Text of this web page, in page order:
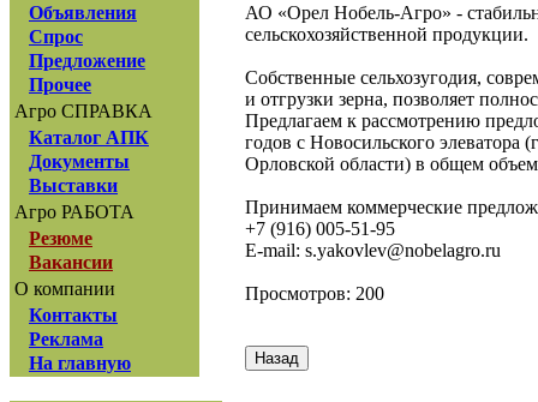
Объявления
Спрос
Предложение
Прочее
Агро СПРАВКА
Каталог АПК
Документы
Выставки
Агро РАБОТА
Резюме
Вакансии
О компании
Контакты
Реклама
На главную
АО «Орел Нобель-Агро» -
сельскохозяйственной продукции.
Собственные сельхозугодия,
и отгрузки зерна, позволяет
Предлагаем к рассмотрению
годов с Новосильского элеватора
Орловской области) в общем
Принимаем коммерческие
+7 (916) 005-51-95
E-mail: s.yakovlev@nobelagro.ru
Просмотров: 200